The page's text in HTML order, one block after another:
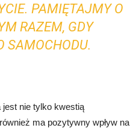
PAMIĘTAJMY O
RAZEM, GDY
SAMOCHODU.
nie tylko kwestią
ma pozytywny wpływ na